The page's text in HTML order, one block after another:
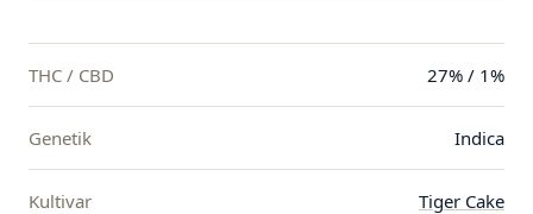
THC / CBD 27% / 1%
Genetik Indica
Kultivar Tiger Cake